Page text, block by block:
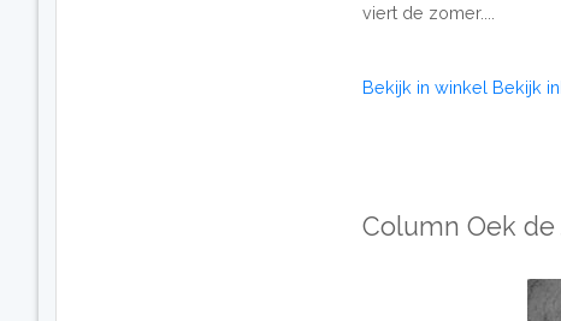
viert de zomer....
Bekijk in winkel Bekijk
Column Oek de